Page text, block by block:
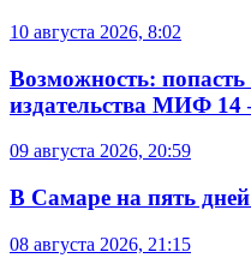
10 августа 2026, 8:02
Возможность:
издательства МИФ 14
09 августа 2026, 20:59
В Самаре на пять
08 августа 2026, 21:15